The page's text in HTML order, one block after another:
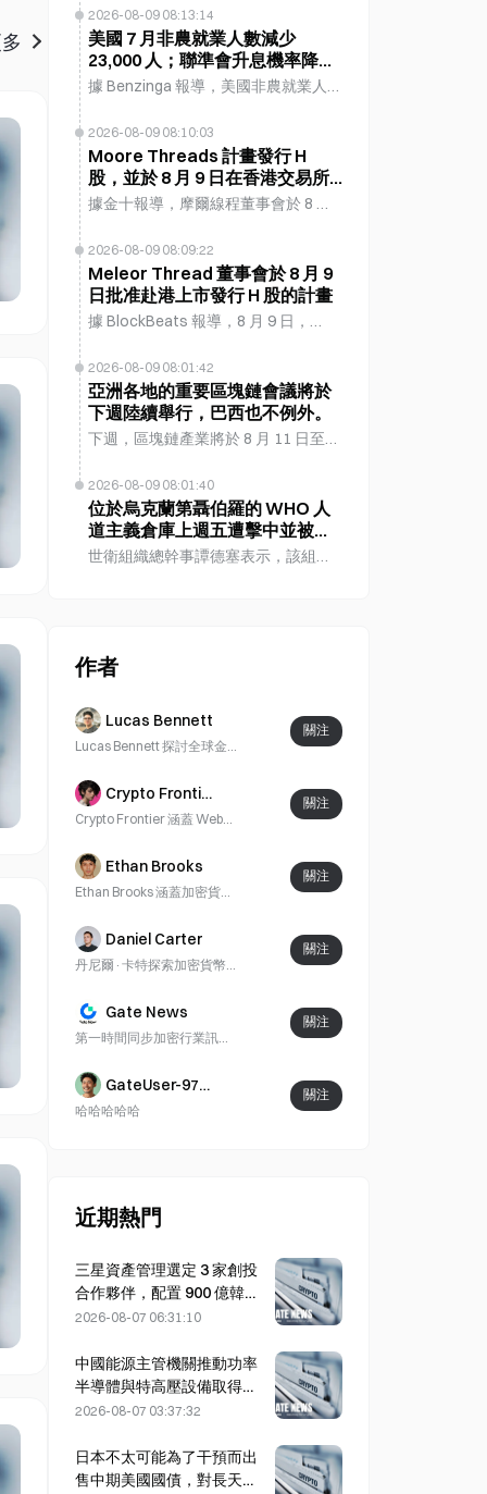
的 Mac 支援文件，並表示尚未收到有
關此功能的任何事前通知；目前中國
尚未推出「Apple Intelligence with
Qwen」功能。這份名為「在 Mac 上
的手冊明確指出，Apple Intelligence
可搭配 Alibaba 的 Qwen 模型運作，
但在發布後不到 24 小時便遭刪除。7
月 15 日，Alibaba 曾宣布 Qwen 將整
使用者的 iOS、iPadOS、macOS 和
visionOS。
2026-08-09 08:13:14
美國 7 月非農就業人數減少
23,000 人；聯準會升息機率降至
42%
據 Benzinga 報導，美國非農就業人數
期增加約 80,000 人相反。政府部門招
聘疲弱，而民營企業僅增加 30,000 個
職位，低於預期的 78,000 個。失業率
從 4.2% 小幅下降至 4.1%，但勞動參
低。 疲弱的就業數據降低了市場對聯
準會升息的預期。根據 CME
FedWatch，市場對 9 月升息的機率
從 58% 暴跌至 42%。此轉變觸發美股
週上漲 3.5%，Nasdaq-100 ETF QQQ
飆升 4.8%，黃金上漲 7.5% 至每盎司
4,347.70 美元，創下七週高點。
2026-08-09 08:10:03
Moore Threads 計畫發行 H
股，並於 8 月 9 日在香港交易所
上市
據金十報導，摩爾線程董事會於 8 月
申請在香港交易所主板上市。公司計
劃選擇適當的時機和發行窗口，在股
東批准的有效期內完成發行及上市。
該發行仍需經股東大會及監管機構進
交易存在重大不確定性。
2026-08-09 08:09:22
Meleor Thread 董事會於 8 月 9
日批准赴港上市發行 H 股的計畫
據 BlockBeats 報導，8 月 9 日，
股並在香港交易所主板上市的計畫。
公司擬申請在香港交易所主板上市，
並在股東批准的有效期（或延長期
限）內選擇適當的時機及發行窗口。
相關政府部門和監管機構的批准。具
體細節尚未確定，該計畫的實施仍存
在重大不確定性。Meleor Thread 是
一家專注於全功能 GPU 研究與設計的
2026-08-09 08:01:42
亞洲各地的重要區塊鏈會議將於
下週陸續舉行，巴西也不例外。
下週，區塊鏈產業將於 8 月 11 日至
會議。重要活動包括 8 月 11 日在首爾
舉行的 Injective 機構午餐論壇、8 月
12 日在里約熱內盧舉行的
Blockchain.RIO、8 月 12 日在雅加達
化、機構級區塊鏈基礎設施、數位資
2026-08-09 08:01:40
位於烏克蘭第聶伯羅的 WHO 人
道主義倉庫上週五遭擊中並被摧
毀。
世衛組織總幹事譚德塞表示，該組織
作者
Lucas Bennett
Lucas Bennett 探討全球金融與宏觀經濟變化，著重於貨幣政策、機構活動與傳統市場如何塑造數位資產產業。
關注
Crypto Frontier
Crypto Frontier 涵蓋 Web3、AI 和 TradFi 趨勢，專注於區塊鏈創新與新興敘事，並使用可驗證的數據、官方披露和行業來源。
關注
Ethan Brooks
Ethan Brooks 涵蓋加密貨幣市場動向、數字資產趨勢以及宏觀驅動的發展，並使用可驗證的市場數據、官方披露和行業來源。
關注
Daniel Carter
丹尼爾·卡特探索加密貨幣領域、代幣生態系統以及新興的區塊鏈敘事，內容基於項目更新、公共數據和行業發展。
關注
Gate News
第一時間同步加密行業訊息，涵蓋加密貨幣、區塊鏈、人工智能（AI）及傳統金融（TradFi）等領域，內容圍繞市場動態、政策變化與行業進展進行更新，呈現當前熱點事件與關鍵資訊。
關注
GateUser-970a52aa
哈哈哈哈哈
關注
近期熱門
三星資產管理選定 3 家創投
合作夥伴，配置 900 億韓元
基金
2026-08-07 06:31:10
中國能源主管機關推動功率
半導體與特高壓設備取得突
破
2026-08-07 03:37:32
日本不太可能為了干預而出
售中期美國國債，對長天期